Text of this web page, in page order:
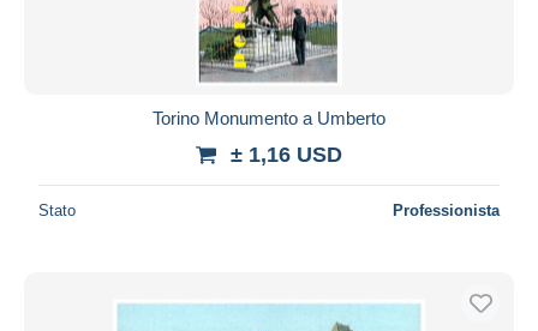
Torino Monumento a Umberto
± 1,16 USD
Stato Professionista